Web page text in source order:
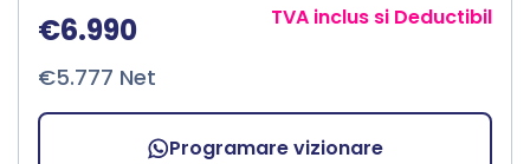
€6.990
€5.777 Net
TVA inclus si Deductibil
Programare vizionare